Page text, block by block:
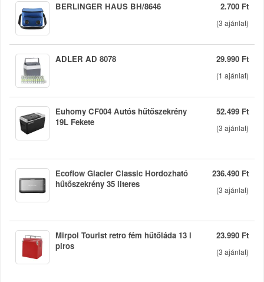
2.700 Ft
(3 ajánlat)
BERLINGER HAUS BH/8646
29.990 Ft
(1 ajánlat)
ADLER AD 8078
52.499 Ft
(3 ajánlat)
Euhomy CF004 Autós hűtőszekrény
19L Fekete
236.490 Ft
(3 ajánlat)
Ecoflow Glacier Classic Hordozható
hűtőszekrény 35 literes
23.990 Ft
(3 ajánlat)
Mirpol Tourist retro fém hűtőláda 13 l
piros